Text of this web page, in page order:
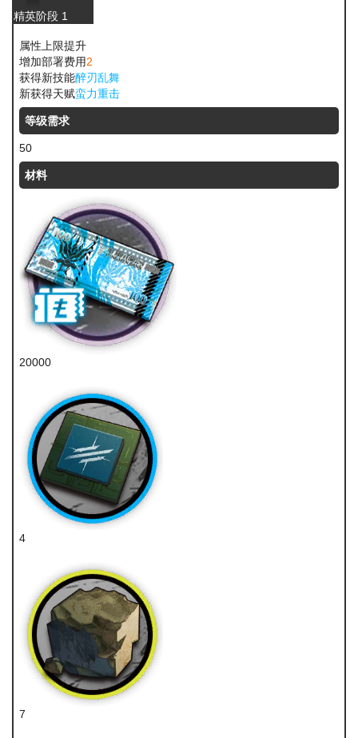
精英阶段 1
属性上限提升
增加部署费用2
获得新技能醉刃乱舞
新获得天赋蛮力重击
等级需求
50
材料
20000
4
7